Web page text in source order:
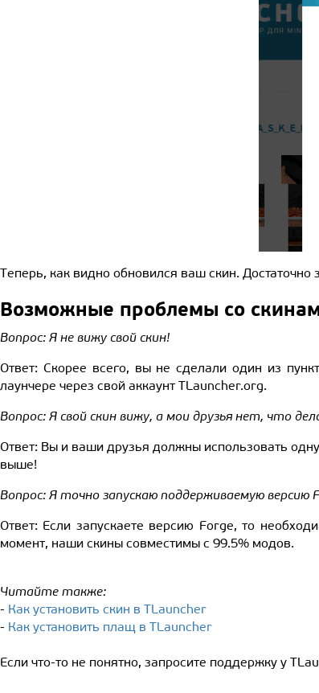
Теперь, как видно обновился ваш скин. Достаточно
Возможные проблемы со
Вопрос: Я не вижу свой скин!
Ответ: Скорее всего, вы не сделали один из
лаунчере через свой аккаунт TLauncher.org.
Вопрос: Я свой скин вижу, а мои друзья нет, что
Ответ: Вы и ваши друзья должны использовать одну
выше!
Вопрос: Я точно запускаю поддерживаемую версию
Ответ: Если запускаете версию Forge, то
момент, наши скины совместимы с 99.5% модов.
Читайте также:
- Как установить скин в TLauncher
- Как установить плащ в TLauncher
Если что-то не понятно, запросите поддержку у